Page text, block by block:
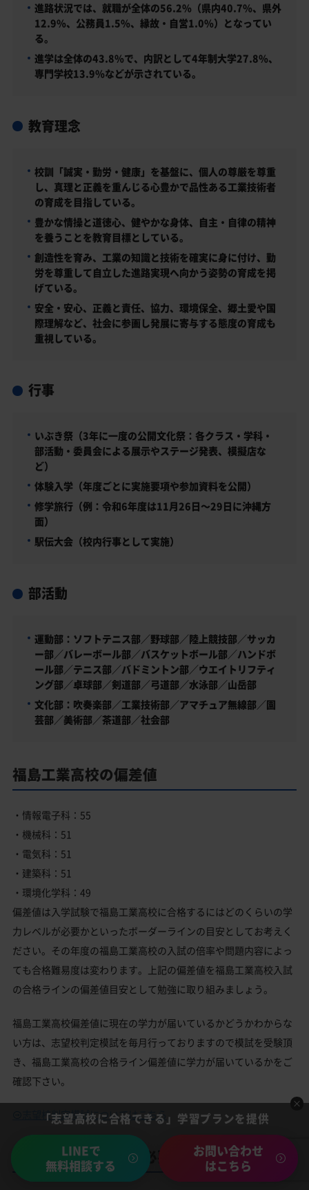
進路状況では、就職が全体の56.2%（県内40.7%、県外
12.9%、公務員1.5%、縁故・自営1.0%）となってい
る。
進学は全体の43.8%で、内訳として4年制大学27.8%、
専門学校13.9%などが示されている。
教育理念
校訓「誠実・勤労・健康」を基盤に、個人の尊厳を尊重
し、真理と正義を重んじる心豊かで品性ある工業技術者
の育成を目指している。
豊かな情操と道徳心、健やかな身体、自主・自律の精神
を養うことを教育目標としている。
創造性を育み、工業の知識と技術を確実に身に付け、勤
労を尊重して自立した進路実現へ向かう姿勢の育成を掲
げている。
安全・安心、正義と責任、協力、環境保全、郷土愛や国
際理解など、社会に参画し発展に寄与する態度の育成も
重視している。
行事
いぶき祭（3年に一度の公開文化祭：各クラス・学科・
部活動・委員会による展示やステージ発表、模擬店な
ど）
体験入学（年度ごとに実施要項や参加資料を公開）
修学旅行（例：令和6年度は11月26日～29日に沖縄方
面）
駅伝大会（校内行事として実施）
部活動
運動部：ソフトテニス部／野球部／陸上競技部／サッカ
ー部／バレーボール部／バスケットボール部／ハンドボ
ール部／テニス部／バドミントン部／ウエイトリフティ
ング部／卓球部／剣道部／弓道部／水泳部／山岳部
文化部：吹奏楽部／工業技術部／アマチュア無線部／園
芸部／美術部／茶道部／社会部
福島工業高校の偏差値
・情報電子科：55
・機械科：51
・電気科：51
・建築科：51
・環境化学科：49
偏差値は入学試験で福島工業高校に合格するにはどのくらいの学
力レベルが必要かといったボーダーラインの目安としてお考えく
ださい。その年度の福島工業高校の入試の倍率や問題内容によっ
ても合格難易度は変わります。上記の偏差値を福島工業高校入試
の合格ラインの偏差値目安として勉強に取り組みましょう。
福島工業高校偏差値に現在の学力が届いているかどうかわからな
い方は、志望校判定模試を毎月行っておりますので模試を受験頂
き、福島工業高校の合格ライン偏差値に学力が届いているかをご
確認下さい。
志望校判定模試についてはこちら
福島工業高校合格に必要な内申点の目安
「志望高校に合格できる」学習プランを提供
LINEで
無料相談する
お問い合わせ
はこちら